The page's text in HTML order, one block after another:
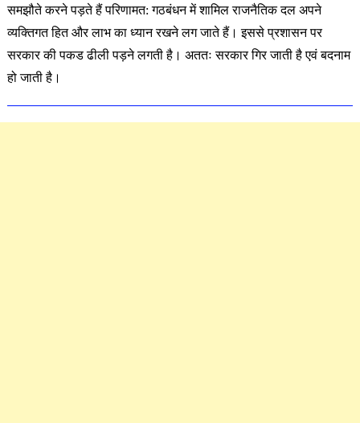
समझौते करने पड़ते हैं परिणामत: गठबंधन में शामिल राजनैतिक दल अपने
व्यक्तिगत हित और लाभ का ध्यान रखने लग जाते हैं। इससे प्रशासन पर
सरकार की पकड ढीली पड़ने लगती है। अततः सरकार गिर जाती है एवं बदनाम
हो जाती है।